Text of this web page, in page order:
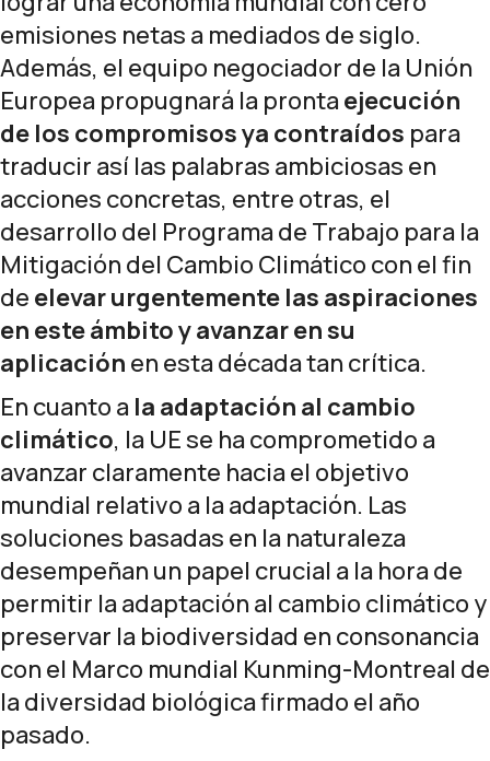
emisiones netas a mediados de siglo.
Además, el equipo negociador de la Unión
Europea propugnará la pronta ejecución
de los compromisos ya contraídos para
traducir así las palabras ambiciosas en
acciones concretas, entre otras, el
desarrollo del Programa de Trabajo para la
Mitigación del Cambio Climático con el fin
de elevar urgentemente las aspiraciones
en este ámbitoy avanzar en su
aplicación en esta década tan crítica.
En cuanto a la adaptación al cambio
climático, la UE se ha comprometido a
avanzar claramente hacia el objetivo
mundial relativo a la adaptación. Las
soluciones basadas en la naturaleza
desempeñan un papel crucial a la hora de
permitir la adaptación al cambio climático y
preservar la biodiversidad en consonancia
con el Marco mundial Kunming-Montreal de
la diversidad biológica firmado el año
pasado.